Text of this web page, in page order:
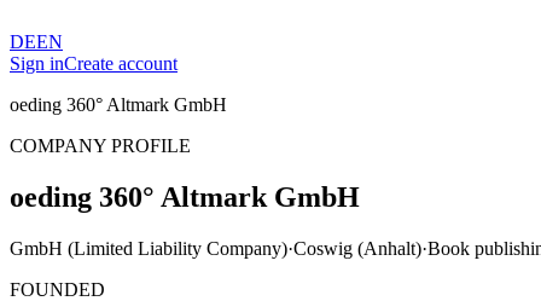
DEEN
Sign inCreate account
oeding 360° Altmark GmbH
COMPANY PROFILE
oeding 360° Altmark GmbH
GmbH (Limited Liability Company)·Coswig (Anhalt)·Book
FOUNDED